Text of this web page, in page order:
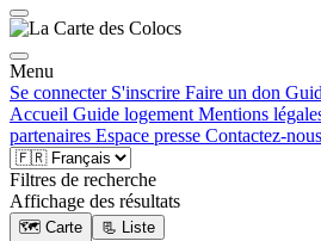
Menu
Se connecter S'inscrire Faire un don
Accueil Guide logement Mentions
partenaires Espace presse Contactez-nous
Filtres de recherche
Affichage des résultats
🗺️ Carte 📃 Liste